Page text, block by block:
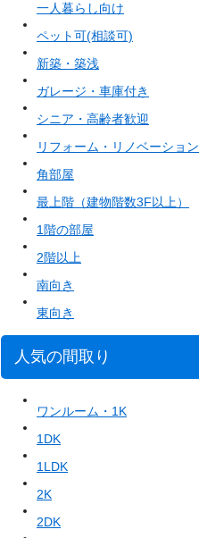
一人暮らし向け
ペット可(相談可)
新築・築浅
ガレージ・車庫付き
シニア・高齢者歓迎
リフォーム・リノベーション
角部屋
最上階（建物階数3F以上）
1階の部屋
2階以上
南向き
東向き
人気の間取り
ワンルーム・1K
1DK
1LDK
2K
2DK